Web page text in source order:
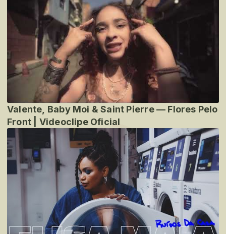
Valente, Baby Moi & Saint Pierre — Flores Pelo
Front | Videoclipe Oficial